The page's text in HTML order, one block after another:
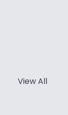
View All